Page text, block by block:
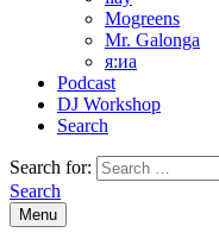
Mogreens
Mr. Galonga
я:иа
Podcast
DJ Workshop
Search
Search for:
Search
Menu